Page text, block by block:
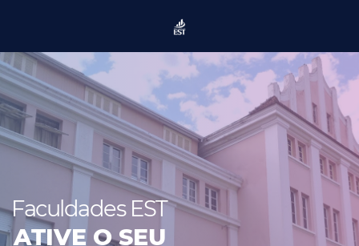
Faculdades EST
ATIVE O SEU